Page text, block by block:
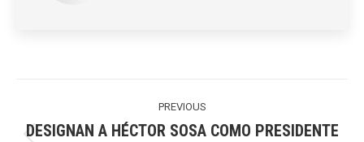
PREVIOUS
DESIGNAN A HÉCTOR SOSA COMO PRESIDENTE